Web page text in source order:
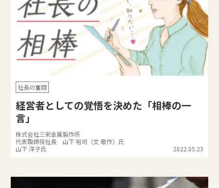
社長の奮闘
経営者としての覚悟を決めた「相棒の一
言」
株式会社三栄金属製作所
代表取締役社長 山下 裕司（文 敬作）氏
山下 洋子氏
2022.05.23